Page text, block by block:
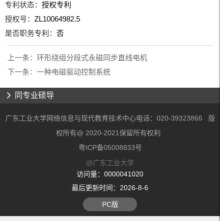
专利状态：授权专利
授权号：ZL10064982.5
是否职务专利：否
上一条： 环形绕组分段式永磁同步直线电机
下一条： 一种电磁驱动控制系统
同专业硕导
广东工业大学网络信息与现代教育技术中心电话：020-39323866 版
权所有@ 2020-2021保留所有权利
粤ICP备05008833号
@广东工业大学
访问量： 0000041020
最后更新时间： 2026-8-6
PC版